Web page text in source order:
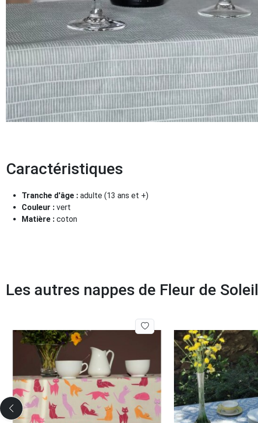
Caractéristiques
Tranche d'âge : adulte (13 ans et +)
Couleur : vert
Matière : coton
Les autres nappes de Fleur de Soleil